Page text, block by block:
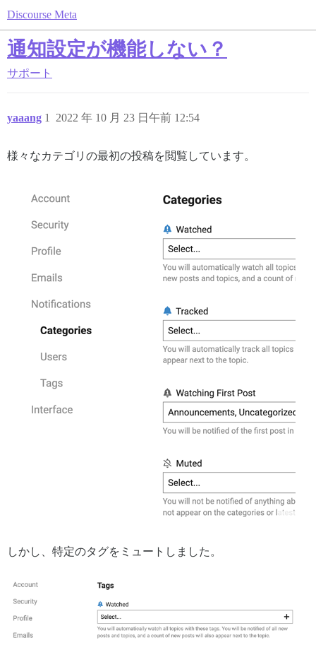
Discourse Meta
通知設定が機能しない？
サポート
yaaang 2022 年 10 月 23 日午前 12:54
1
様々なカテゴリの最初の投稿を閲覧しています。
しかし、特定のタグをミュートしました。